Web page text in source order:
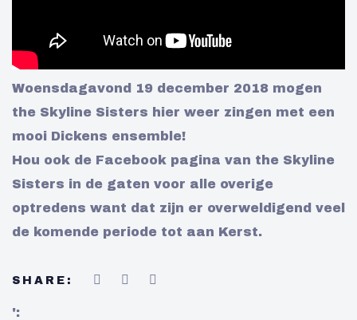
BEKIJK OP FACEBOOK
Woensdagavond 19 december 2018 mogen
the Skyline Sisters hier weer zingen met een
mooi Dickens ensemble!
Hou ook de Facebook pagina van the Skyline
Sisters in de gaten voor alle overige
optredens want dat zijn er overweldigend veel
de komende periode tot aan Kerst.
SHARE:
';